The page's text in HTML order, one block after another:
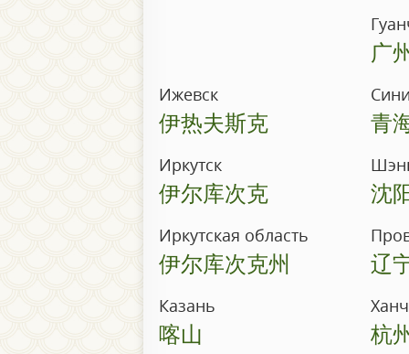
广
Ижевск
伊热夫斯克 青
Иркутск
伊尔库次克 沈
Иркутская область
伊尔库次克州 辽
Казань
喀山 杭